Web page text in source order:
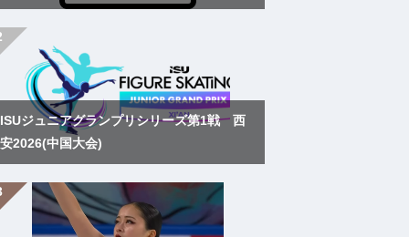
ISUジュニアグランプリシリーズ第1戦 西
安2026(中国大会)